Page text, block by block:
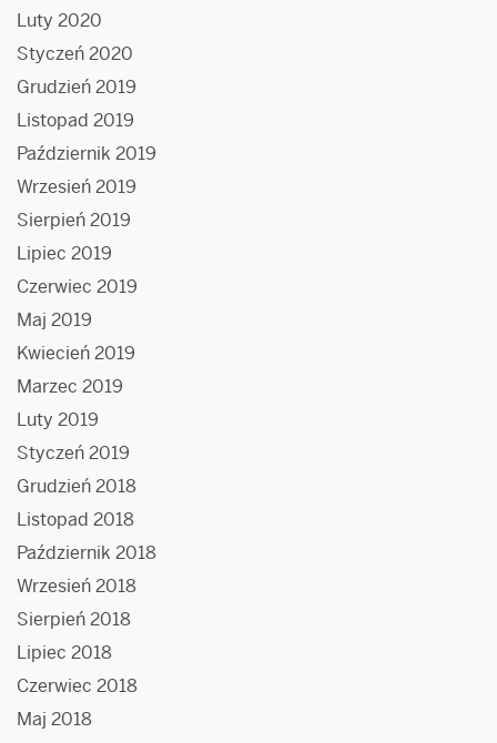
Luty 2020
Styczeń 2020
Grudzień 2019
Listopad 2019
Październik 2019
Wrzesień 2019
Sierpień 2019
Lipiec 2019
Czerwiec 2019
Maj 2019
Kwiecień 2019
Marzec 2019
Luty 2019
Styczeń 2019
Grudzień 2018
Listopad 2018
Październik 2018
Wrzesień 2018
Sierpień 2018
Lipiec 2018
Czerwiec 2018
Maj 2018